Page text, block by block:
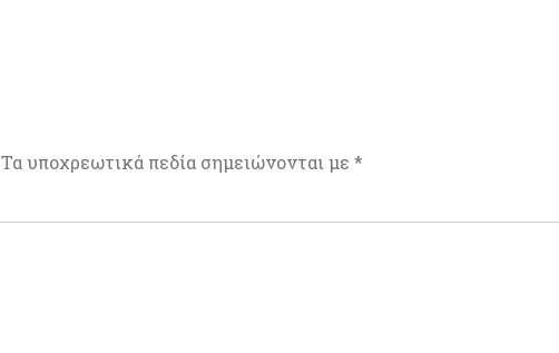
Τα υποχρεωτικά πεδία σημειώνονται με *